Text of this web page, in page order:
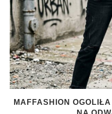
MAFFASHION